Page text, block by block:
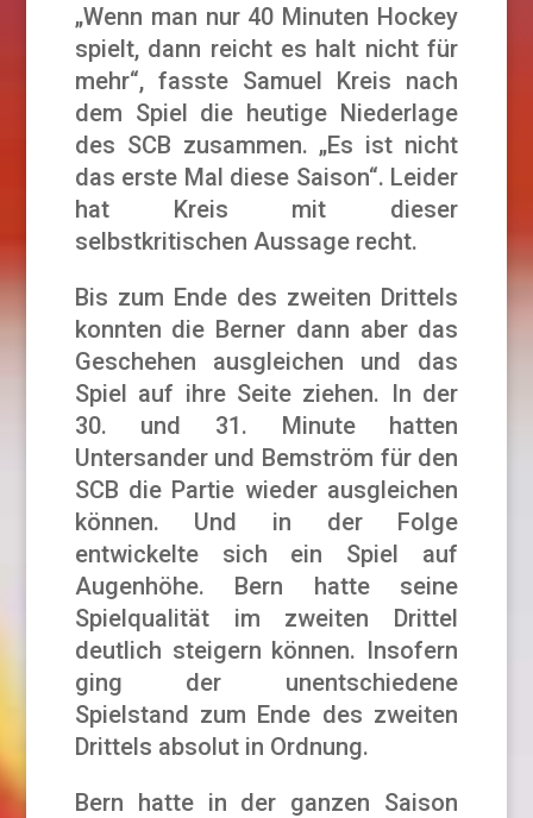
„Wenn man nur 40 Minuten Hockey
spielt, dann reicht es halt nicht für
mehr“, fasste Samuel Kreis nach
dem Spiel die heutige Niederlage
des SCB zusammen. „Es ist nicht
das erste Mal diese Saison“. Leider
hat Kreis mit dieser
selbstkritischen Aussage recht.
Bis zum Ende des zweiten Drittels
konnten die Berner dann aber das
Geschehen ausgleichen und das
Spiel auf ihre Seite ziehen. In der
30. und 31. Minute hatten
Untersander und Bemström für den
SCB die Partie wieder ausgleichen
können. Und in der Folge
entwickelte sich ein Spiel auf
Augenhöhe. Bern hatte seine
Spielqualität im zweiten Drittel
deutlich steigern können. Insofern
ging der unentschiedene
Spielstand zum Ende des zweiten
Drittels absolut in Ordnung.
Bern hatte in der ganzen Saison